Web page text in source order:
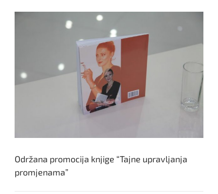
Maturantsku
Održana promocija knjige “Tajne upravljanja
promjenama”